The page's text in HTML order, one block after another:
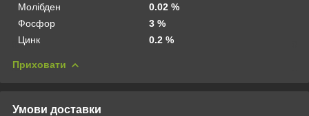
Молібден
0.02 %
Фосфор
3 %
Цинк
0.2 %
Приховати
Умови доставки